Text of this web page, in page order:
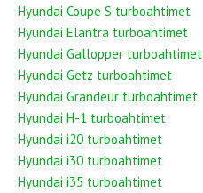
Hyundai Coupe S turboahtimet
Hyundai Elantra turboahtimet
Hyundai Gallopper turboahtimet
Hyundai Getz turboahtimet
Hyundai Grandeur turboahtimet
Hyundai H-1 turboahtimet
Hyundai i20 turboahtimet
Hyundai i30 turboahtimet
Hyundai i35 turboahtimet